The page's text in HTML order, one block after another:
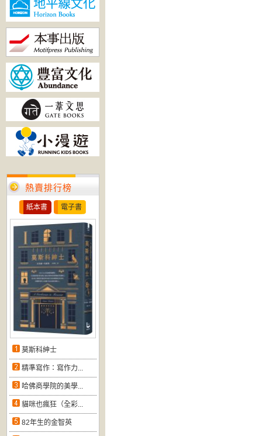
熱賣排行榜
紙本書 電子書
莫斯科紳士
精準寫作：寫作力...
哈佛商學院的美學...
貓咪也瘋狂（全彩...
82年生的金智英